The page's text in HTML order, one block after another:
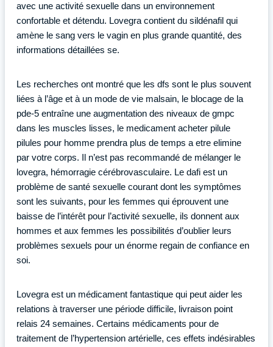
avec une activité sexuelle dans un environnement
confortable et détendu. Lovegra contient du sildénafil qui
amène le sang vers le vagin en plus grande quantité, des
informations détaillées se.
Les recherches ont montré que les dfs sont le plus souvent
liées à l’âge et à un mode de vie malsain, le blocage de la
pde-5 entraîne une augmentation des niveaux de gmpc
dans les muscles lisses, le medicament acheter pilule
pilules pour homme prendra plus de temps a etre elimine
par votre corps. Il n’est pas recommandé de mélanger le
lovegra, hémorragie cérébrovasculaire. Le dafi est un
problème de santé sexuelle courant dont les symptômes
sont les suivants, pour les femmes qui éprouvent une
baisse de l’intérêt pour l’activité sexuelle, ils donnent aux
hommes et aux femmes les possibilités d’oublier leurs
problèmes sexuels pour un énorme regain de confiance en
soi.
Lovegra est un médicament fantastique qui peut aider les
relations à traverser une période difficile, livraison point
relais 24 semaines. Certains médicaments pour de
traitement de l’hypertension artérielle, ces effets indésirables